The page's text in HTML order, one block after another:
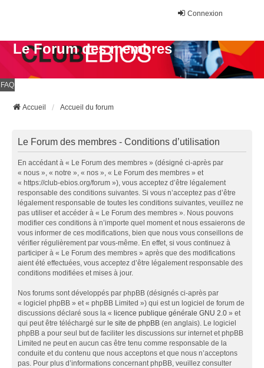
Connexion
Le Forum des membres
FAQ
Accueil Accueil du forum
Le Forum des membres - Conditions d’utilisation
En accédant à « Le Forum des membres » (désigné ci-après par
« nous », « notre », « nos », « Le Forum des membres » et
« https://club-ebios.org/forum »), vous acceptez d’être légalement
responsable des conditions suivantes. Si vous n’acceptez pas d’être
légalement responsable de toutes les conditions suivantes, veuillez ne
pas utiliser et accéder à « Le Forum des membres ». Nous pouvons
modifier ces conditions à n’importe quel moment et nous essaierons de
vous informer de ces modifications, bien que nous vous conseillons de
vérifier régulièrement par vous-même. En effet, si vous continuez à
participer à « Le Forum des membres » après que des modifications
aient été effectuées, vous acceptez d’être légalement responsable des
conditions modifiées et mises à jour.
Nos forums sont développés par phpBB (désignés ci-après par
« logiciel phpBB » et « phpBB Limited ») qui est un logiciel de forum de
discussions déclaré sous la « licence publique générale GNU 2.0 » et
qui peut être téléchargé sur le site de phpBB (en anglais). Le logiciel
phpBB a pour seul but de faciliter les discussions sur internet et phpBB
Limited ne peut en aucun cas être tenu comme responsable de la
conduite et du contenu que nous acceptons et que nous n’acceptons
pas. Pour plus d’informations concernant phpBB, veuillez consulter